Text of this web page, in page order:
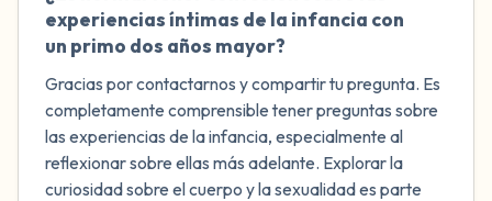
experiencias íntimas de la infancia con
un primo dos años mayor?
Gracias por contactarnos y compartir tu pregunta. Es
completamente comprensible tener preguntas sobre
las experiencias de la infancia, especialmente al
reflexionar sobre ellas más adelante. Explorar la
curiosidad sobre el cuerpo y la sexualidad es parte